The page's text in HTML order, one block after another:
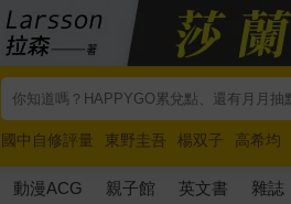
國中自修評量 東野圭吾 楊双子 高希均
唯紅花綻放
奧德賽 路邊攤新作 馬斯克
動漫ACG 親子館 英文書 雜誌